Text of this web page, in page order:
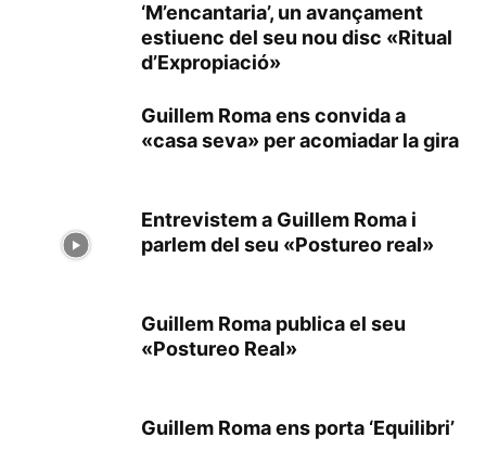
‘M’encantaria’, un avançament
estiuenc del seu nou disc «Ritual
d’Expropiació»
Guillem Roma ens convida a
«casa seva» per acomiadar la gira
Entrevistem a Guillem Roma i
parlem del seu «Postureo real»
Guillem Roma publica el seu
«Postureo Real»
Guillem Roma ens porta ‘Equilibri’